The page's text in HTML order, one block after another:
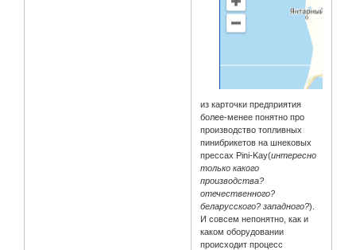
из карточки предприятия
более-менее понятно про
производство топливных
пинибрикетов на шнековых
прессах Pini-Kay(интересно
только какого
производства?
отечественного?
беларусского? западного?).
И совсем непонятно, как и
каком оборудовании
происходит процесс